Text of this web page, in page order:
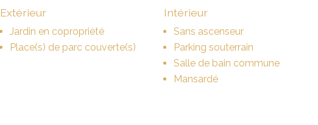
Extérieur
Jardin en copropriété
Place(s) de parc couverte(s)
Intérieur
Sans ascenseur
Parking souterrain
Salle de bain commune
Mansardé